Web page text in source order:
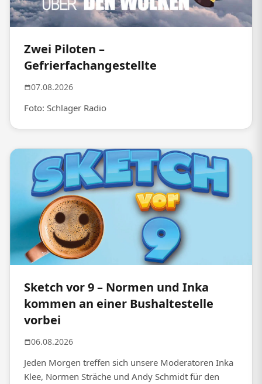
Zwei Piloten –
Gefrierfachangestellte
07.08.2026
Foto: Schlager Radio
Sketch vor 9 – Normen und Inka
kommen an einer Bushaltestelle
vorbei
06.08.2026
Jeden Morgen treffen sich unsere Moderatoren Inka
Klee, Normen Sträche und Andy Schmidt für den